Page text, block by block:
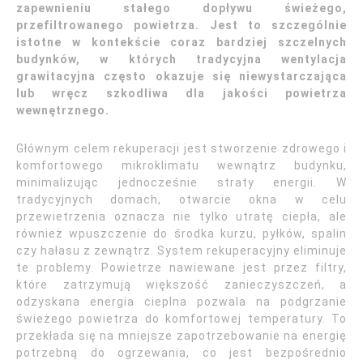
zapewnieniu stałego dopływu świeżego,
przefiltrowanego powietrza. Jest to szczególnie
istotne w kontekście coraz bardziej szczelnych
budynków, w których tradycyjna wentylacja
grawitacyjna często okazuje się niewystarczająca
lub wręcz szkodliwa dla jakości powietrza
wewnętrznego.
Głównym celem rekuperacji jest stworzenie zdrowego i
komfortowego mikroklimatu wewnątrz budynku,
minimalizując jednocześnie straty energii. W
tradycyjnych domach, otwarcie okna w celu
przewietrzenia oznacza nie tylko utratę ciepła, ale
również wpuszczenie do środka kurzu, pyłków, spalin
czy hałasu z zewnątrz. System rekuperacyjny eliminuje
te problemy. Powietrze nawiewane jest przez filtry,
które zatrzymują większość zanieczyszczeń, a
odzyskana energia cieplna pozwala na podgrzanie
świeżego powietrza do komfortowej temperatury. To
przekłada się na mniejsze zapotrzebowanie na energię
potrzebną do ogrzewania, co jest bezpośrednio